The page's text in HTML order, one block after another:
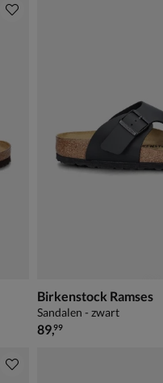
Birkenstock Ramses
Sandalen - zwart
€ 89,99
89,99